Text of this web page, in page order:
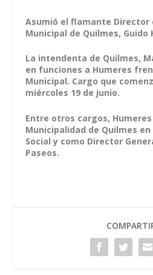
Asumió el flamante Director
Municipal de Quilmes, Guido
La intendenta de Quilmes,
en funciones a Humeres
Municipal. Cargo que
miércoles 19 de junio.
Entre otros cargos,
Municipalidad de Quilmes
Social y como Director
Paseos.